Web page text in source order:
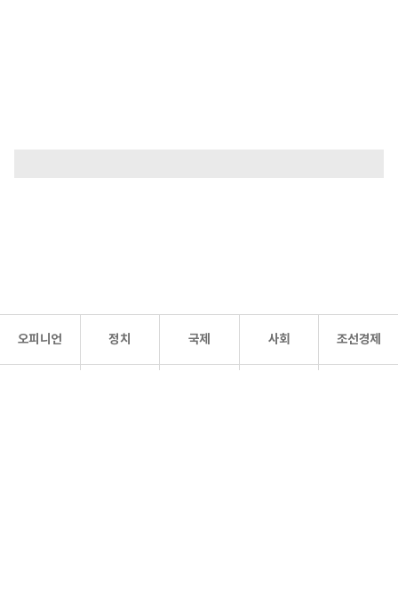
오피니언 정치 국제 사회 조선경제